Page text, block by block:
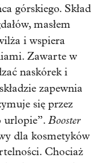
górskiego. Skład
masłem
i wspiera
Zawarte w
naskórek i
zapewnia
się przez
urlopie”. Booster
dla kosmetyków
Chociaż